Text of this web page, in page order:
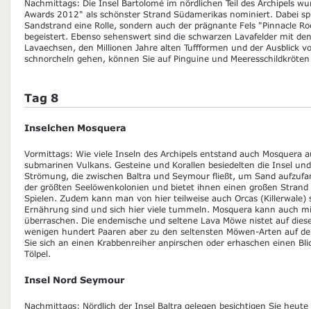
Nachmittags: Die Insel Bartolomé im nördlichen Teil des Archipels
Awards 2012" als schönster Strand Südamerikas nominiert. Dabei
Sandstrand eine Rolle, sondern auch der prägnante Fels "Pinnacle
begeistert. Ebenso sehenswert sind die schwarzen Lavafelder mit
Lavaechsen, den Millionen Jahre alten Tuffformen und der Ausblick
schnorcheln gehen, können Sie auf Pinguine und
Tag 8
Inselchen Mosquera
Vormittags: Wie viele Inseln des Archipels entstand auch Mosquera
submarinen Vulkans. Gesteine und Korallen besiedelten die Insel
Strömung, die zwischen Baltra und Seymour fließt, um Sand
der größten Seelöwenkolonien und bietet ihnen einen großen
Spielen. Zudem kann man von hier teilweise auch Orcas (Killerwale)
Ernährung sind und sich hier viele tummeln. Mosquera kann auch
überraschen. Die endemische und seltene Lava Möwe nistet auf
wenigen hundert Paaren aber zu den seltensten Möwen-Arten auf
Sie sich an einen Krabbenreiher anpirschen oder erhaschen einen
Tölpel.
Insel Nord Seymour
Nachmittags: Nördlich der Insel Baltra gelegen besichtigen Sie